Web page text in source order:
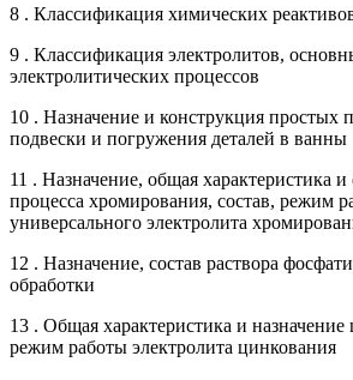
8 . Классификация химических
9 . Классификация электролитов,
электролитических процессов
10 . Назначение и конструкция простых
подвески и погружения деталей в ванны
11 . Назначение, общая характеристика и
процесса хромирования, состав, режим
универсального электролита
12 . Назначение, состав раствора
обработки
13 . Общая характеристика и назначение
режим работы электролита цинкования